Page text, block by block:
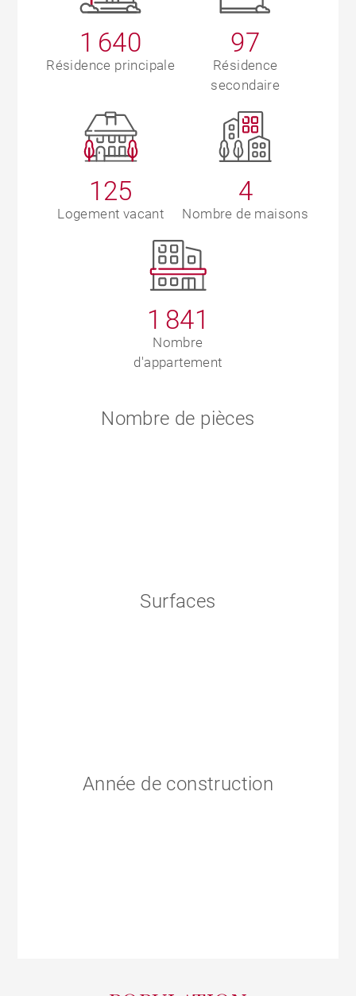
1 640
Résidence principale
97
Résidence
secondaire
125
Logement vacant
4
Nombre de maisons
1 841
Nombre
d'appartement
Nombre de pièces
Surfaces
Année de construction